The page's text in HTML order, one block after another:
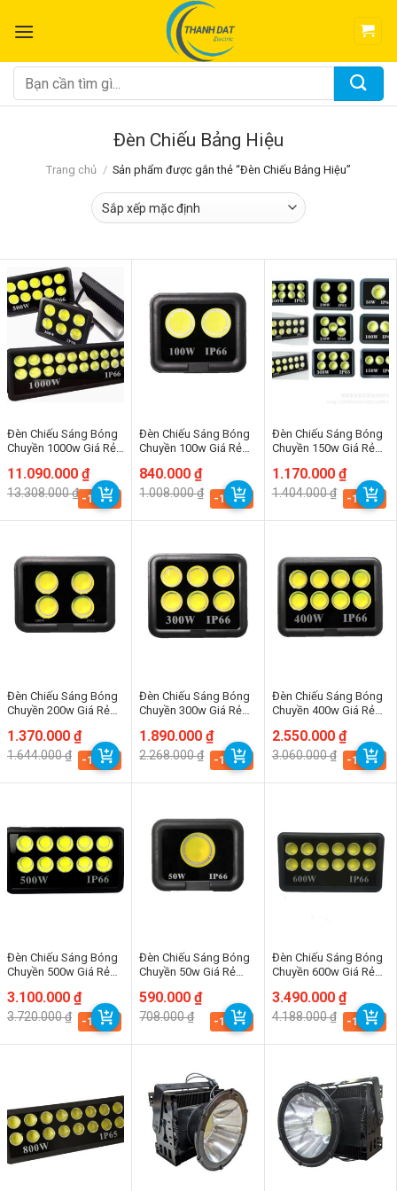
đến
dung
Tìm
kiếm:
Đèn Chiếu Bảng Hiệu
Trang chủ / Sản phẩm được gắn thẻ “Đèn Chiếu Bảng Hiệu”
Đèn Chiếu Sáng Bóng
Chuyền 1000w Giá Rẻ
Đạt Led
13.308.000₫
Giá
gốc
là:
13.308.000 ₫.
11.090.000 ₫
Giá
hiện
tại
11.090.000 ₫.
-16.7%
Đèn Chiếu Sáng Bóng
Chuyền 100w Giá Rẻ
Đạt Led
1.008.000₫
Giá
gốc
là:
840.000₫
Giá
hiện
tại
840.000 ₫.
-16.7%
Đèn Chiếu Sáng Bóng
Chuyền 150w Giá Rẻ
Đạt Led
1.404.000₫
Giá
gốc
là:
1.170.000 ₫
Giá
hiện
tại
1.170.000 ₫.
-16.7%
Đèn Chiếu Sáng Bóng
Chuyền 200w Giá Rẻ
Đạt Led
1.644.000₫
Giá
gốc
là:
1.370.000 ₫
Giá
hiện
tại
1.370.000 ₫.
-16.7%
Đèn Chiếu Sáng Bóng
Chuyền 300w Giá Rẻ
Đạt Led
2.268.000₫
Giá
gốc
là:
1.890.000₫
Giá
hiện
tại
1.890.000 ₫.
-16.7%
Đèn Chiếu Sáng Bóng
Chuyền 400w Giá Rẻ
Đạt Led
3.060.000₫
Giá
gốc
là:
2.550.000 ₫
Giá
hiện
tại
2.550.000 ₫.
-16.7%
Đèn Chiếu Sáng Bóng
Chuyền 500w Giá Rẻ
Đạt Led
3.720.000₫
Giá
gốc
là:
3.100.000 ₫
Giá
hiện
tại
3.100.000 ₫.
-16.7%
Đèn Chiếu Sáng Bóng
Chuyền 50w Giá Rẻ
Đạt Led
708.000₫
Giá
gốc
là:
590.000₫
Giá
hiện
tại
590.000 ₫.
-16.7%
Đèn Chiếu Sáng Bóng
Chuyền 600w Giá Rẻ
Đạt Led
4.188.000₫
Giá
gốc
là:
3.490.000 ₫
Giá
hiện
tại
3.490.000 ₫.
-16.7%